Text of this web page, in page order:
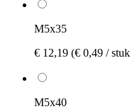
M5x35
€ 12,19 (€ 0,49 /
M5x40